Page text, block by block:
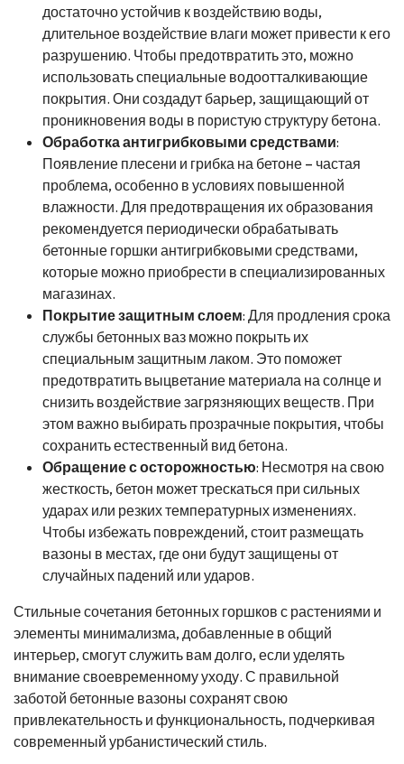
достаточно устойчив к воздействию воды,
длительное воздействие влаги может привести к его
разрушению. Чтобы предотвратить это, можно
использовать специальные водоотталкивающие
покрытия. Они создадут барьер, защищающий от
проникновения воды в пористую структуру бетона.
Обработка антигрибковыми средствами:
Появление плесени и грибка на бетоне – частая
проблема, особенно в условиях повышенной
влажности. Для предотвращения их образования
рекомендуется периодически обрабатывать
бетонные горшки антигрибковыми средствами,
которые можно приобрести в специализированных
магазинах.
Покрытие защитным слоем: Для продления срока
службы бетонных ваз можно покрыть их
специальным защитным лаком. Это поможет
предотвратить выцветание материала на солнце и
снизить воздействие загрязняющих веществ. При
этом важно выбирать прозрачные покрытия, чтобы
сохранить естественный вид бетона.
Обращение с осторожностью: Несмотря на свою
жесткость, бетон может трескаться при сильных
ударах или резких температурных изменениях.
Чтобы избежать повреждений, стоит размещать
вазоны в местах, где они будут защищены от
случайных падений или ударов.
Стильные сочетания бетонных горшков с растениями и
элементы минимализма, добавленные в общий
интерьер, смогут служить вам долго, если уделять
внимание своевременному уходу. С правильной
заботой бетонные вазоны сохранят свою
привлекательность и функциональность, подчеркивая
современный урбанистический стиль.